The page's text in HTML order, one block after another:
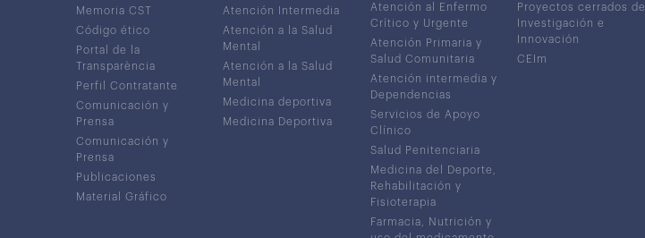
Memoria CST
Código ético
Portal de la
Transparència
Perfil Contratante
Comunicación y
Prensa
Comunicación y
Prensa
Publicaciones
Material Gráfico
Atención Intermedia
Atención a la Salud
Mental
Atención a la Salud
Mental
Medicina deportiva
Medicina Deportiva
Atención al Enfermo
Crítico y Urgente
Atención Primaria y
Salud Comunitaria
Atención intermedia y
Dependencias
Servicios de Apoyo
Clínico
Salud Penitenciaria
Medicina del Deporte,
Rehabilitación y
Fisioterapia
Farmacia, Nutrición y
Proyectos cerrados de
Investigación e
Innovación
CEIm